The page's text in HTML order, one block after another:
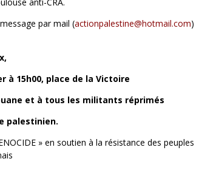
par mail (actionpalestine@hotmail.com)
à 15h00, place de la Victoire
et à tous les militants réprimés
palestinien.
» en soutien à la résistance des peuples